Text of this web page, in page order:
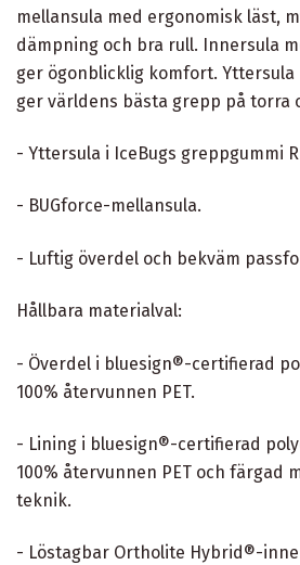
mellansula med ergonomisk läst,
dämpning och bra rull. Innersula
ger ögonblicklig komfort. Yttersula
ger världens bästa grepp på torra
- Yttersula i IceBugs greppgummi
- BUGforce-mellansula.
- Luftig överdel och bekväm
Hållbara materialval:
- Överdel i bluesign®-certifierad
100% återvunnen PET.
- Lining i bluesign®-certifierad
100% återvunnen PET och färgad
teknik.
- Löstagbar Ortholite Hybrid®-